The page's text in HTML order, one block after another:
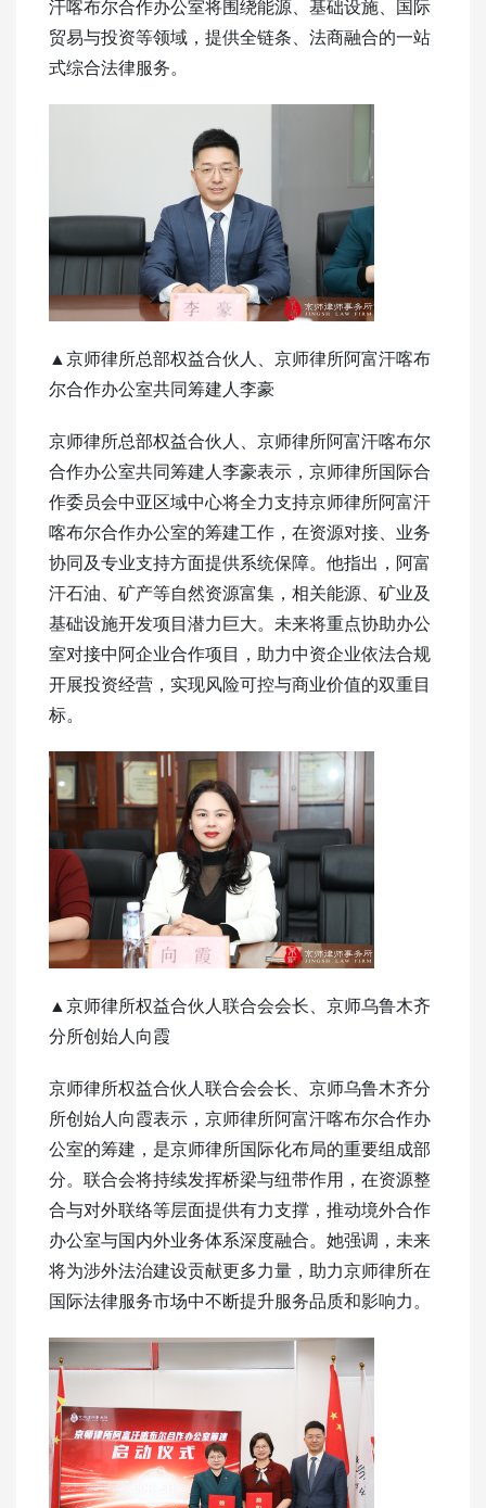
汗喀布尔合作办公室将围绕能源、基础设施、国际
贸易与投资等领域，提供全链条、法商融合的一站
式综合法律服务。
▲京师律所总部权益合伙人、京师律所阿富汗喀布
尔合作办公室共同筹建人李豪
京师律所总部权益合伙人、京师律所阿富汗喀布尔
合作办公室共同筹建人李豪表示，京师律所国际合
作委员会中亚区域中心将全力支持京师律所阿富汗
喀布尔合作办公室的筹建工作，在资源对接、业务
协同及专业支持方面提供系统保障。他指出，阿富
汗石油、矿产等自然资源富集，相关能源、矿业及
基础设施开发项目潜力巨大。未来将重点协助办公
室对接中阿企业合作项目，助力中资企业依法合规
开展投资经营，实现风险可控与商业价值的双重目
标。
▲京师律所权益合伙人联合会会长、京师乌鲁木齐
分所创始人向霞
京师律所权益合伙人联合会会长、京师乌鲁木齐分
所创始人向霞表示，京师律所阿富汗喀布尔合作办
公室的筹建，是京师律所国际化布局的重要组成部
分。联合会将持续发挥桥梁与纽带作用，在资源整
合与对外联络等层面提供有力支撑，推动境外合作
办公室与国内外业务体系深度融合。她强调，未来
将为涉外法治建设贡献更多力量，助力京师律所在
国际法律服务市场中不断提升服务品质和影响力。